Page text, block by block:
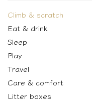
Climb & scratch
Eat & drink
Sleep
Play
Travel
Care & comfort
Litter boxes